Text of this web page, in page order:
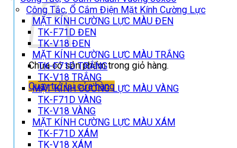
Chưa có sản phẩm trong giỏ hàng.
Quay trở lại cửa hàng
Công Tắc, Ổ Cắm Điện Mặt Kính Cường Lực
MẶT KÍNH CƯỜNG LỰC MÀU ĐEN
TK-F71D ĐEN
TK-V18 ĐEN
MẶT KÍNH CƯỜNG LỰC MÀU TRẮNG
TK-F71D TRẮNG
TK-V18 TRẮNG
MẶT KÍNH CƯỜNG LỰC MÀU VÀNG
TK-F71D VÀNG
TK-V18 VÀNG
MẶT KÍNH CƯỜNG LỰC MÀU XÁM
TK-F71D XÁM
TK-V18 XÁM